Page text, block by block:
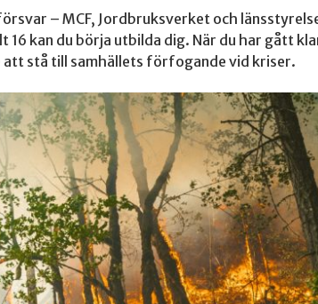
– MCF, Jordbruksverket och
kan du börja utbilda dig. När du har gått
att stå till samhällets förfogande vid kriser.